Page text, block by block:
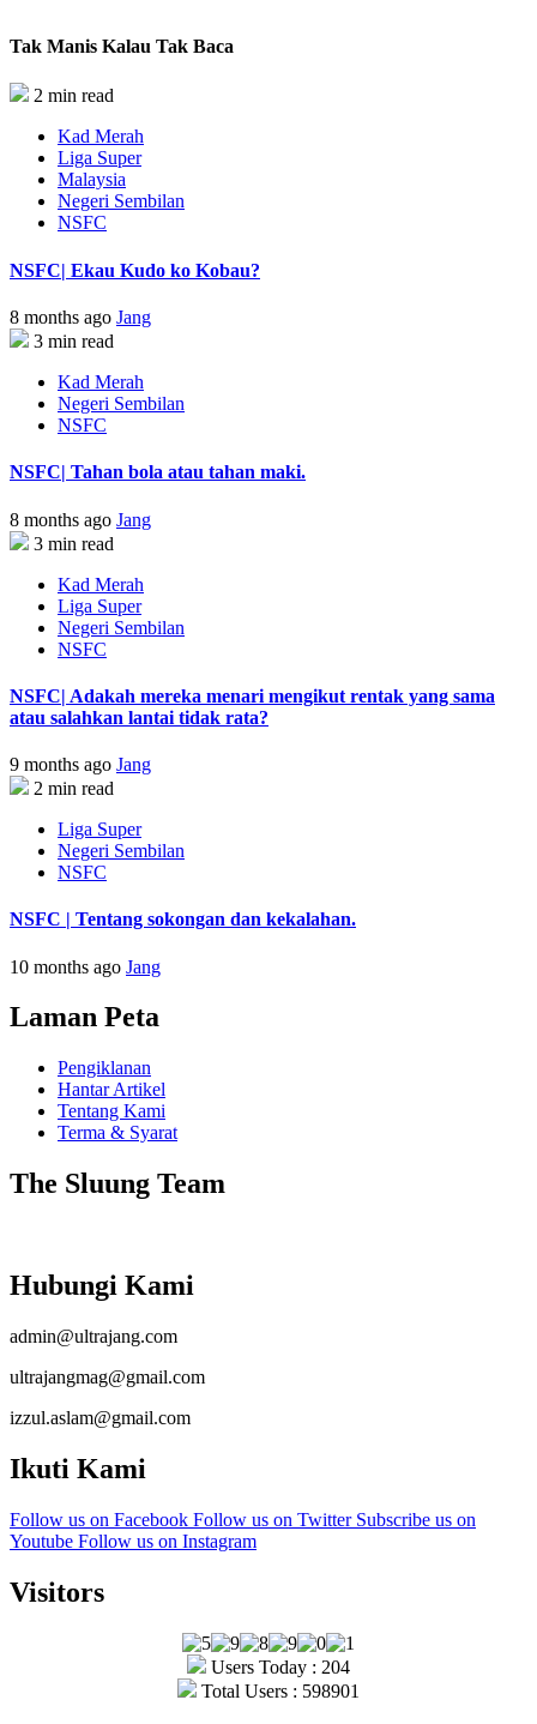
Tak Manis Kalau Tak Baca
2 min read
Kad Merah
Liga Super
Malaysia
Negeri Sembilan
NSFC
NSFC| Ekau Kudo ko Kobau?
8 months ago Jang
3 min read
Kad Merah
Negeri Sembilan
NSFC
NSFC| Tahan bola atau tahan maki.
8 months ago Jang
3 min read
Kad Merah
Liga Super
Negeri Sembilan
NSFC
NSFC| Adakah mereka menari mengikut rentak yang sama
atau salahkan lantai tidak rata?
9 months ago Jang
2 min read
Liga Super
Negeri Sembilan
NSFC
NSFC | Tentang sokongan dan kekalahan.
10 months ago Jang
Laman Peta
Pengiklanan
Hantar Artikel
Tentang Kami
Terma & Syarat
The Sluung Team
Hubungi Kami
admin@ultrajang.com
ultrajangmag@gmail.com
izzul.aslam@gmail.com
Ikuti Kami
Follow us on Facebook Follow us on Twitter Subscribe us on
Youtube Follow us on Instagram
Visitors
Users Today : 204
Total Users : 598901